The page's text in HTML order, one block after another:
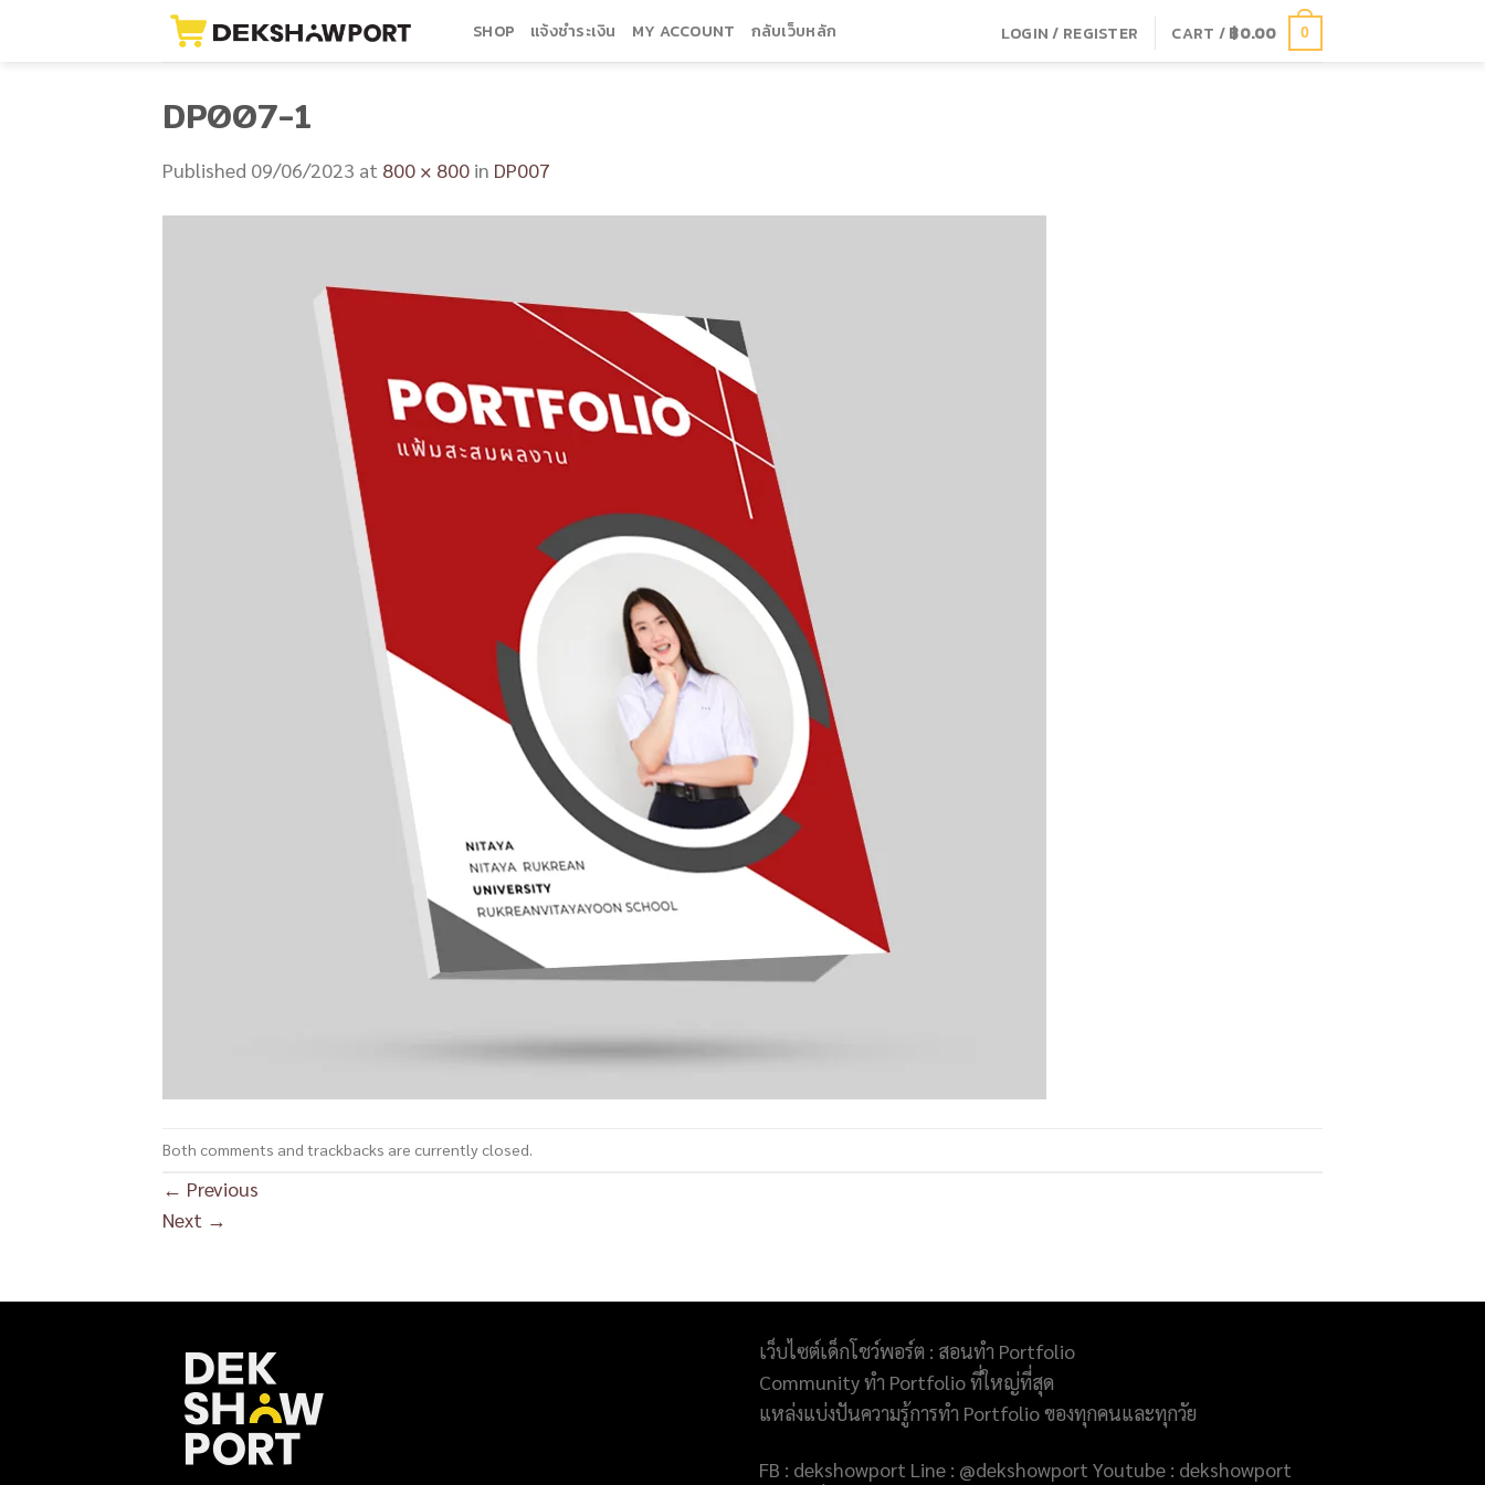
SHOP แจ้งชำระเงิน MY ACCOUNT กลับเว็บหลัก LOGIN / REGISTER CART /฿0.00 0
DP007-1
Published 09/06/2023 at 800 × 800 in DP007
Both comments and trackbacks are currently closed.
← Previous
Next →
เว็บไซต์เด็กโชว์พอร์ต : สอนทำ Portfolio
Community ทำ Portfolio ที่ใหญ่ที่สุด
แหล่งแบ่งปันความรู้การทำ Portfolio ของทุกคนและทุกวัย
FB : dekshowport Line : @dekshowport Youtube : dekshowport